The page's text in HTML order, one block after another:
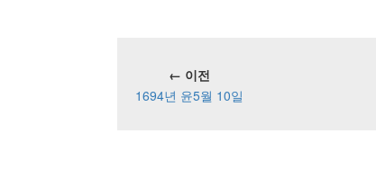
← 이전
1694년 윤5월 10일